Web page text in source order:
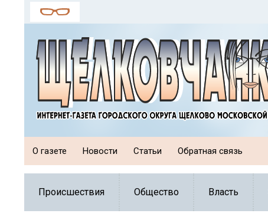
О газете Новости Статьи Обратная связь
Происшествия Общество Власть